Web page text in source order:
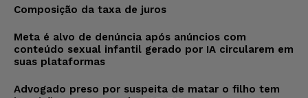
Composição da taxa de juros
Meta é alvo de denúncia após anúncios com
conteúdo sexual infantil gerado por IA circularem em
suas plataformas
Advogado preso por suspeita de matar o filho tem